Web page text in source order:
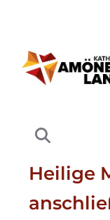
Heilige